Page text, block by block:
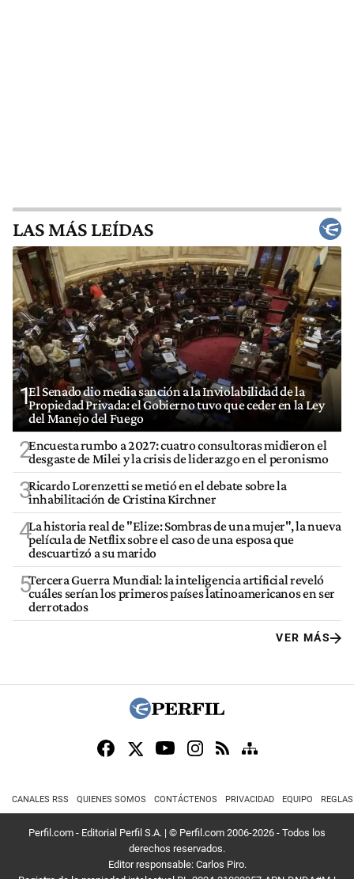
LAS MÁS LEÍDAS
1El Senado dio media sanción a la Inviolabilidad de la
Propiedad Privada: el Gobierno tuvo que ceder en la Ley
del Manejo del Fuego
2Encuesta rumbo a 2027: cuatro consultoras midieron el
desgaste de Milei y la crisis de liderazgo en el peronismo
3Ricardo Lorenzetti se metió en el debate sobre la
inhabilitación de Cristina Kirchner
4La historia real de "Elize: Sombras de una mujer", la nueva
película de Netflix sobre el caso de una esposa que
descuartizó a su marido
5Tercera Guerra Mundial: la inteligencia artificial reveló
cuáles serían los primeros países latinoamericanos en ser
derrotados
VER MÁS
CANALES RSS QUIENES SOMOS CONTÁCTENOS PRIVACIDAD EQUIPO
Perfil.com - Editorial Perfil S.A. | © Perfil.com 2006-2026 - Todos los
derechos reservados.
Editor responsable: Carlos Piro.